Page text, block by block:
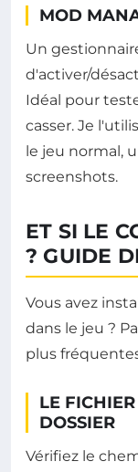
MOD
Un
d'activer/
Idéal pour
casser. Je
le jeu normal,
screenshots.
ET SI LE
? GUIDE
Vous avez
dans le jeu ?
plus
LE
DOSSIER
Vérifiez le